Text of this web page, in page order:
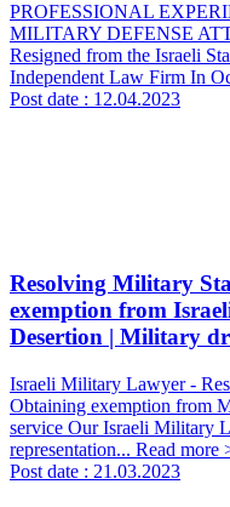
PROFESSIONAL
MILITARY DEFENSE
Resigned from the Israeli
Independent Law Firm In
Post date : 12.04.2023
Resolving Military
exemption from
Desertion | Military
Israeli Military Lawyer -
Obtaining exemption from
service Our Israeli Military
representation... Read more
Post date : 21.03.2023